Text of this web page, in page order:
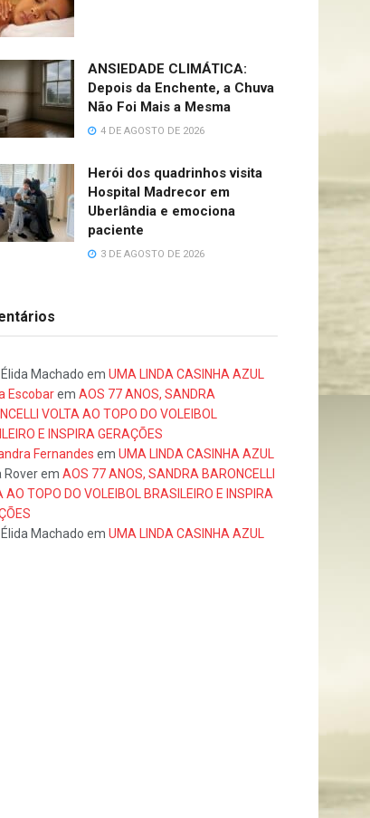
ANSIEDADE CLIMÁTICA:
Depois da Enchente, a Chuva
Não Foi Mais a Mesma
4 DE AGOSTO DE 2026
Herói dos quadrinhos visita
Hospital Madrecor em
Uberlândia e emociona
paciente
3 DE AGOSTO DE 2026
Machado em UMA LINDA CASINHA AZUL
Escobarem AOS 77 ANOS, SANDRA
VOLTA AO TOPO DO VOLEIBOL
E INSPIRA GERAÇÕES
Fernandes em UMA LINDA CASINHA AZUL
Roverem AOS 77 ANOS, SANDRA BARONCELLI
AO TOPO DO VOLEIBOL BRASILEIRO E INSPIRA
Machado em UMA LINDA CASINHA AZUL